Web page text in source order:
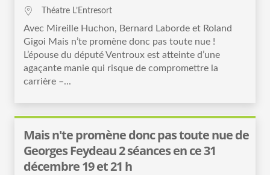
Théatre L’Entresort
Avec Mireille Huchon, Bernard Laborde et Roland
Gigoi Mais n’te promène donc pas toute nue !
L’épouse du député Ventroux est atteinte d’une
agaçante manie qui risque de compromettre la
carrière –...
Mais n'te promène donc pas toute nue de
Georges Feydeau 2 séances en ce 31
décembre 19 et 21 h